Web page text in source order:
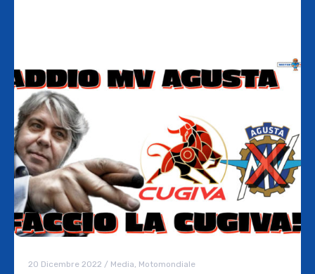
20 Dicembre 2022 / Media, Motomondiale